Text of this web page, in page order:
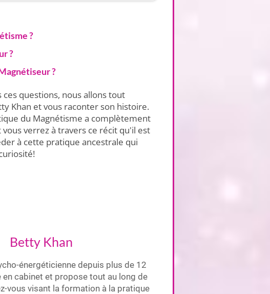
?
?
?
questions, nous allons tout
Khan et vous raconter son histoire.
du Magnétisme a complètement
vous verrez à travers ce récit qu'il est
à cette pratique ancestrale qui
Betty Khan
énergéticienne depuis plus de 12
en cabinet et propose tout au long de
vous visant la formation à la pratique